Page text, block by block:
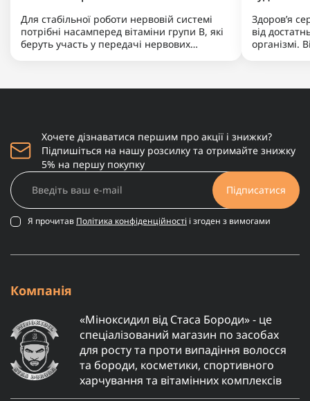
Для стабільної роботи нервовій системі
потрібні насамперед вітаміни групи B, які
беруть участь у передачі нервових
Здоров’я
від
організмі.
Хочете дізнаватися першим про акції і знижки?
Підпишіться на нашу розсилку та отримайте знижку
5% на першу покупку
Підписатися
Я прочитав Політика конфіденційності і згоден з вимогами
Компанія
«Міноксидил від Стаса Бороди» - це
спеціалізований магазин по засобах
для росту та проти випадіння волосся
та бороди, косметики, спортивного
харчування та вітамінних комплексів